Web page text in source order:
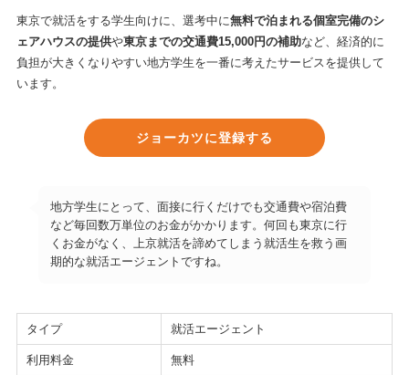
東京で就活をする学生向けに、選考中に無料で泊まれる個室完備のシ
ェアハウスの提供や東京までの交通費15,000円の補助など、経済的に
負担が大きくなりやすい地方学生を一番に考えたサービスを提供して
います。
ジョーカツに登録する
地方学生にとって、面接に行くだけでも交通費や宿泊費
など毎回数万単位のお金がかかります。何回も東京に行
くお金がなく、上京就活を諦めてしまう就活生を救う画
期的な就活エージェントですね。
タイプ 就活エージェント
利用料金 無料